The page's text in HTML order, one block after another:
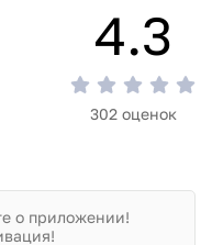
4.3
302 оценок